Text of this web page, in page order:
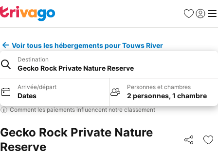
Favoris
Se
Voir tous les hébergements pour Touws River
Destination
Gecko Rock Private Nature Reserve
Arrivée/départ
Dates
Personnes et chambres
2 personnes, 1 chambre
Comment les paiements influencent notre classement
Gecko Rock Private Nature
Reserve
Partager